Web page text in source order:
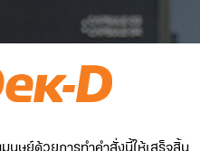
นุษย์ด้วยการทำคำสั่งนี้ให้เสร็จสิ้น